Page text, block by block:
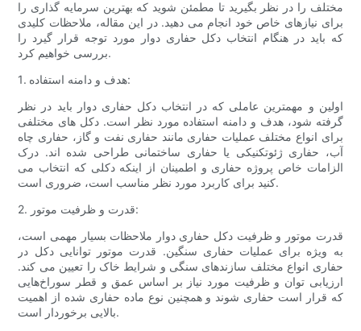
مختلف را در نظر بگیرید تا مطمئن شوید که بهترین سرمایه گذاری را
برای نیازهای خاص خود انجام می دهید. در این مقاله، ملاحظات کلیدی
که باید در هنگام انتخاب دکل حفاری دوار مورد توجه قرار گیرد را
بررسی خواهیم کرد.
1. هدف و دامنه استفاده:
اولین و مهمترین عاملی که در انتخاب دکل حفاری دوار باید در نظر
گرفته شود، هدف و دامنه استفاده مورد نظر است. دکل های مختلفی
برای انواع مختلف عملیات حفاری مانند حفاری نفت و گاز، حفاری چاه
آب، حفاری ژئوتکنیکی یا حفاری ساختمانی طراحی شده اند. درک
الزامات خاص پروژه حفاری و اطمینان از اینکه دکلی که انتخاب می
کنید برای کاربرد مورد نظر مناسب است، ضروری است.
2. قدرت و ظرفیت موتور:
قدرت موتور و ظرفیت دکل حفاری دوار ملاحظات بسیار مهمی است،
به ویژه برای عملیات حفاری سنگین. قدرت موتور توانایی دکل در
حفاری انواع مختلف سازندهای سنگی و شرایط خاک را تعیین می کند.
ارزیابی توان و ظرفیت مورد نیاز بر اساس عمق و قطر سوراخ‌هایی
که قرار است حفاری شوند و همچنین نوع ماده حفاری شده از اهمیت
بالایی برخوردار است.